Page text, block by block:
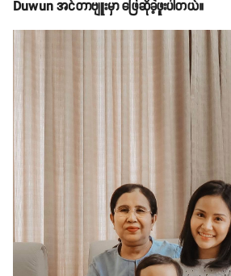
Duwun အင်တာဗျူးမှာ ဖြေဆိုခဲ့ဖူးပါတယ်။